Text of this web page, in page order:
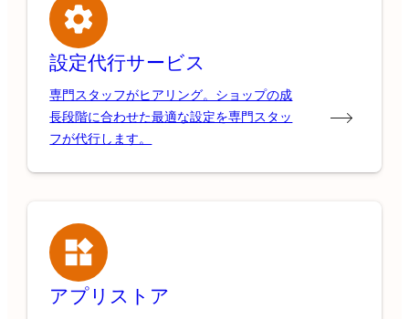
設定代行サービス
専門スタッフがヒアリング。ショップの成
長段階に合わせた最適な設定を専門スタッ
フが代行します。
アプリストア